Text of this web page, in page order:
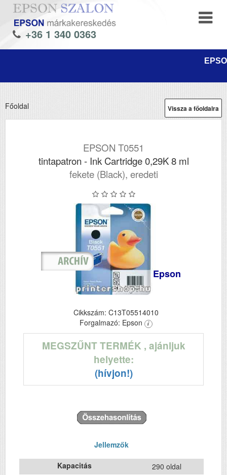
+36 1 340 0363
Vissza a főoldalra
Főoldal
EPSON T0551
tintapatron - Ink Cartridge 0,29K 8 ml
fekete (Black), eredeti
Epson
Cikkszám: C13T05514010
Forgalmazó: Epson
MEGSZŰNT TERMÉK , ajánljuk
helyette:
(hívjon!)
Jellemzők
Kapacitás
290 oldal